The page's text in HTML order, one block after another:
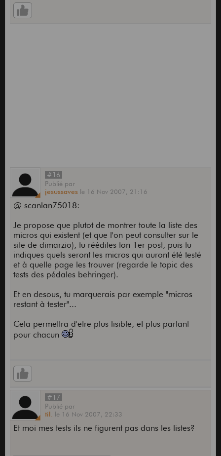
#16
Publié par
jesussaves le 16 Nov 2007, 21:16
@ scanlan75018:
Je propose que plutot de montrer toute la liste des
micros qui existent (et que l'on peut consulter sur le
site de dimarzio), tu réédites ton 1er post, puis tu
indiques quels seront les micros qui auront été testé
et à quelle page les trouver (regarde le topic des
tests des pédales behringer).
Et en desous, tu marquerais par exemple "micros
restant à tester"...
Cela permettra d'etre plus lisible, et plus parlant
pour chacun
#17
Publié par
til. le 16 Nov 2007, 22:33
Et moi mes tests ils ne figurent pas dans les listes?